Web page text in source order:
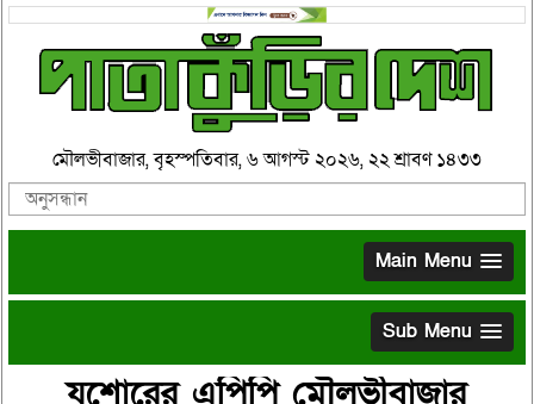
মৌলভীবাজার, বৃহস্পতিবার, ৬ আগস্ট ২০২৬, ২২ শ্রাবণ ১৪৩৩
Main Menu
Sub Menu
যশোরের এপিপি মৌলভীবাজার